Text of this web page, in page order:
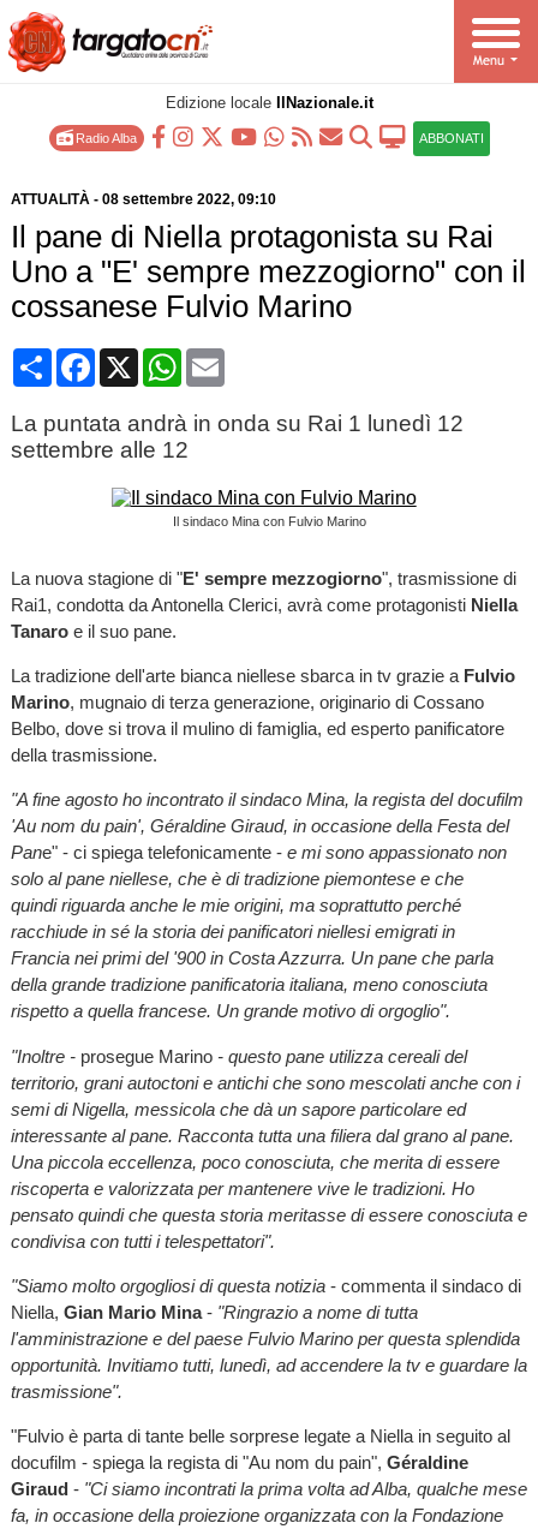
Edizione locale IlNazionale.it
Radio Alba ABBONATI
ATTUALITÀ- 08 settembre 2022, 09:10
Il pane di Niella protagonista su Rai
Uno a "E' sempre mezzogiorno" con il
cossanese Fulvio Marino
CondividiFacebook
X WhatsApp
Email
La puntata andrà in onda su Rai 1 lunedì 12
settembre alle 12
Il sindaco Mina con Fulvio Marino
La nuova stagione di "E' sempre mezzogiorno", trasmissione di
Rai1, condotta da Antonella Clerici, avrà come protagonisti Niella
Tanaroe il suo pane.
La tradizione dell'arte bianca niellese sbarca in tv grazie a Fulvio
Marino, mugnaio di terza generazione, originario di Cossano
Belbo, dove si trova il mulino di famiglia, ed esperto panificatore
della trasmissione.
"A fine agosto ho incontrato il sindaco Mina, la regista del docufilm
'Au nom du pain', Géraldine Giraud, in occasione della Festa del
Pane" - ci spiega telefonicamente - e mi sono appassionato non
solo al pane niellese, che è di tradizione piemontese e che
quindi riguarda anche le mie origini, ma soprattutto perché
racchiude in sé la storia dei panificatori niellesi emigrati in
Francia nei primi del '900 in Costa Azzurra. Un pane che parla
della grande tradizione panificatoria italiana, meno conosciuta
rispetto a quella francese. Un grande motivo di orgoglio".
"Inoltre - prosegue Marino - questo pane utilizza cereali del
territorio, grani autoctoni e antichi che sono mescolati anche con i
semi di Nigella, messicola che dà un sapore particolare ed
interessante al pane. Racconta tutta una filiera dal grano al pane.
Una piccola eccellenza, poco conosciuta, che merita di essere
riscoperta e valorizzata per mantenere vive le tradizioni. Ho
pensato quindi che questa storia meritasse di essere conosciuta e
condivisa con tutti i telespettatori".
"Siamo molto orgogliosi di questa notizia- commenta il sindaco di
Niella, Gian Mario Mina- "Ringrazio a nome di tutta
l'amministrazione e del paese Fulvio Marino per questa splendida
opportunità. Invitiamo tutti, lunedì, ad accendere la tv e guardare la
trasmissione".
"Fulvio è parta di tante belle sorprese legate a Niella in seguito al
docufilm - spiega la regista di "Au nom du pain", Géraldine
Giraud -"Ci siamo incontrati la prima volta ad Alba, qualche mese
fa, in occasione della proiezione organizzata con la Fondazione